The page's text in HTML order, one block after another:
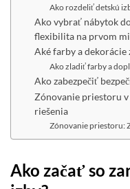
Ako rozdeliť detskú
Ako vybrať nábytok
flexibilita na prvom
Aké farby a
Ako zladiť farby a
Ako zabezpečiť
Zónovanie priestoru
riešenia
Zónovanie priestoru:
Ako začať so